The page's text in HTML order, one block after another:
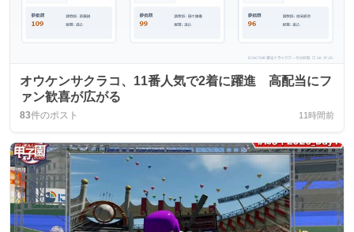
オウケンサクラコ、11番人気で2着に躍進 高配当にフ
ァン歓喜が広がる
83件のポスト 11時間前